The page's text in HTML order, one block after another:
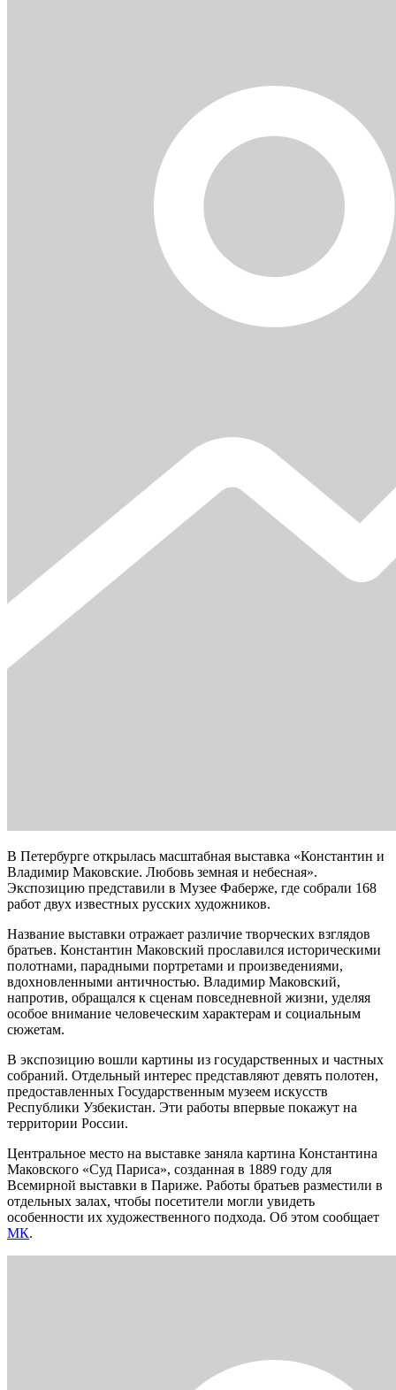
В Петербурге открылась масштабная выставка «Константин и
Владимир Маковские. Любовь земная и небесная».
Экспозицию представили в Музее Фаберже, где собрали 168
работ двух известных русских художников.
Название выставки отражает различие творческих взглядов
братьев. Константин Маковский прославился историческими
полотнами, парадными портретами и произведениями,
вдохновленными античностью. Владимир Маковский,
напротив, обращался к сценам повседневной жизни, уделяя
особое внимание человеческим характерам и социальным
сюжетам.
В экспозицию вошли картины из государственных и частных
собраний. Отдельный интерес представляют девять полотен,
предоставленных Государственным музеем искусств
Республики Узбекистан. Эти работы впервые покажут на
территории России.
Центральное место на выставке заняла картина Константина
Маковского «Суд Париса», созданная в 1889 году для
Всемирной выставки в Париже. Работы братьев разместили в
отдельных залах, чтобы посетители могли увидеть
особенности их художественного подхода. Об этом сообщает
МК.